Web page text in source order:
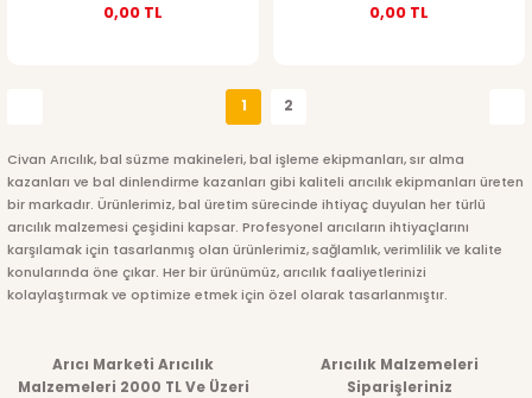
0,00 TL 0,00 TL
1 2
Civan Arıcılık, bal süzme makineleri, bal işleme ekipmanları, sır alma
kazanları ve bal dinlendirme kazanları gibi kaliteli arıcılık ekipmanları üreten
bir markadır. Ürünlerimiz, bal üretim sürecinde ihtiyaç duyulan her türlü
arıcılık malzemesi çeşidini kapsar. Profesyonel arıcıların ihtiyaçlarını
karşılamak için tasarlanmış olan ürünlerimiz, sağlamlık, verimlilik ve kalite
konularında öne çıkar. Her bir ürünümüz, arıcılık faaliyetlerinizi
kolaylaştırmak ve optimize etmek için özel olarak tasarlanmıştır.
Arıcı Marketi Arıcılık
Malzemeleri 2000 TL Ve Üzeri
Arıcılık Malzemeleri
Siparişleriniz